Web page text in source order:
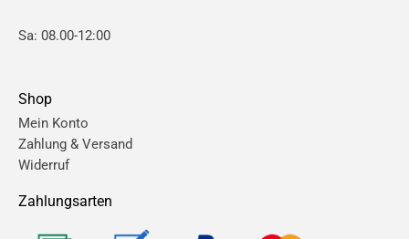
Sa: 08.00-12:00
Shop
Mein Konto
Zahlung & Versand
Widerruf
Zahlungsarten